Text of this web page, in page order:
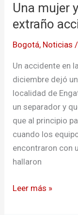
Una mujer
extraño
Bogotá, Noticias /
Un accidente en
diciembre dejó
localidad de
un separador y
que al principio
cuando los
encontraron con
hallaron
Leer más »